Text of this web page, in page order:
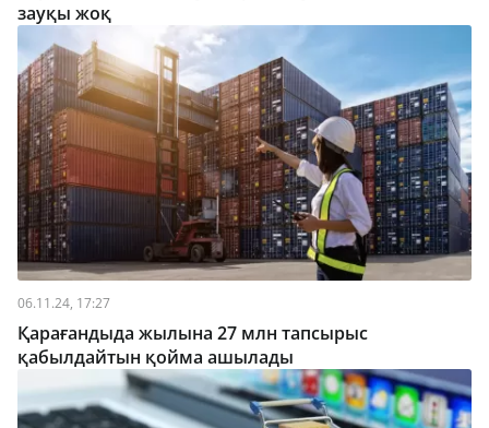
зауқы жоқ
06.11.24, 17:27
Қарағандыда жылына 27 млн тапсырыс
қабылдайтын қойма ашылады